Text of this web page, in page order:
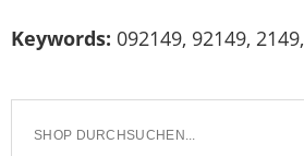
Keywords: 092149, 92149, 2149,